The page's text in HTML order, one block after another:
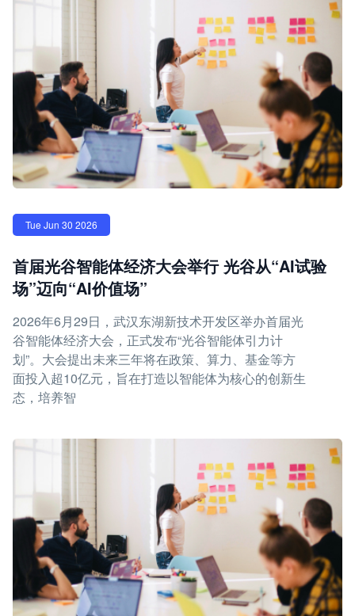
Tue Jun 30 2026
首届光谷智能体经济大会举行 光谷从“AI试验
场”迈向“AI价值场”
2026年6月29日，武汉东湖新技术开发区举办首届光
谷智能体经济大会，正式发布“光谷智能体引力计
划”。大会提出未来三年将在政策、算力、基金等方
面投入超10亿元，旨在打造以智能体为核心的创新生
态，培养智